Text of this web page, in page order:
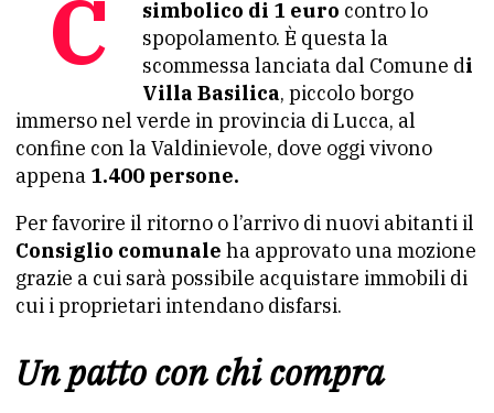
Case in vendita al prezzo simbolico di 1 euro contro lo
spopolamento. È questa la
scommessa lanciata dal Comune di
Villa Basilica, piccolo borgo
immerso nel verde in provincia di Lucca, al
confine con la Valdinievole, dove oggi vivono
appena 1.400 persone.
Per favorire il ritorno o l’arrivo di nuovi abitanti il
Consiglio comunale ha approvato una mozione
grazie a cui sarà possibile acquistare immobili di
cui i proprietari intendano disfarsi.
Un patto con chi compra